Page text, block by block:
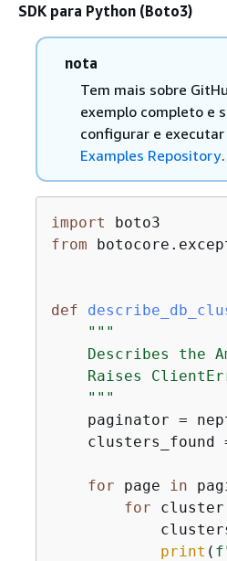
SDK para Python (Boto3)
nota
Tem mais sobre
exemplo completo e
configurar e executar
Examples Repository.
import
from
def
"""
Describes the
Raises
    """
paginator =
clusters_found
for page in
for cluster
print (